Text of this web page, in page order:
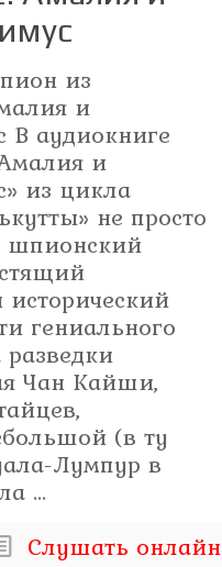
из
и
В аудиокниге
и
из цикла
не просто
шпионский
гениального
Чан Кайши,
(в ту
Лумпур в
...
Слушать онлайн